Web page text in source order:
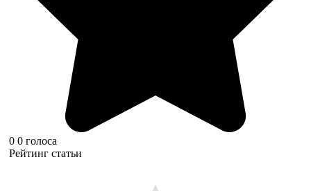
0 0 голоса
Рейтинг статьи